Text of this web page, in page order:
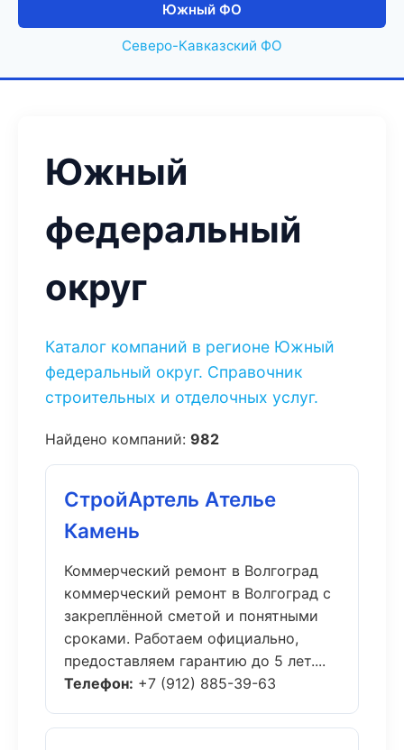
Южный ФО
Северо-Кавказский ФО
Южный
федеральный
округ
Каталог компаний в регионе Южный
федеральный округ. Справочник
строительных и отделочных услуг.
Найдено компаний: 982
СтройАртель Ателье
Камень
Коммерческий ремонт в Волгоград
коммерческий ремонт в Волгоград с
закреплённой сметой и понятными
сроками. Работаем официально,
предоставляем гарантию до 5 лет....
Телефон: +7 (912) 885-39-63